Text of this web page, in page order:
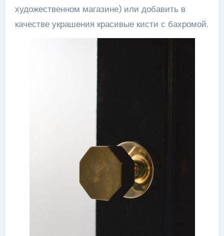
художественном магазине) или добавить в
качестве украшения красивые кисти с бахромой.